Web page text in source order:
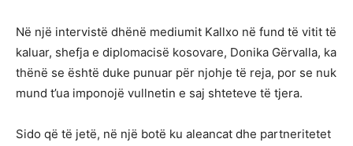
Në një intervistë dhënë mediumit Kallxo në fund të vitit të
kaluar, shefja e diplomacisë kosovare, Donika Gërvalla, ka
thënë se është duke punuar për njohje të reja, por se nuk
mund t’ua imponojë vullnetin e saj shteteve të tjera.
Sido që të jetë, në një botë ku aleancat dhe partneritetet